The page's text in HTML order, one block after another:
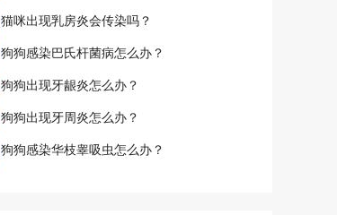
猫咪出现乳房炎会传染吗？
狗狗感染巴氏杆菌病怎么办？
狗狗出现牙龈炎怎么办？
狗狗出现牙周炎怎么办？
狗狗感染华枝睾吸虫怎么办？